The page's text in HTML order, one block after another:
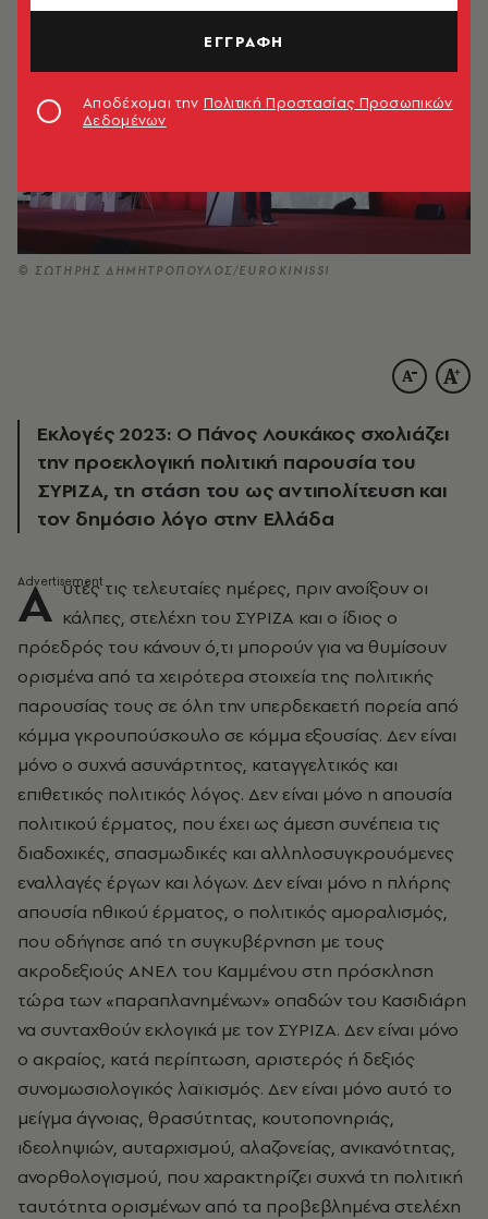
© ΣΩΤΗΡΗΣ ΔΗΜΗΤΡΟΠΟΥΛΟΣ/EUROKINISSI
Εκλογές 2023: Ο Πάνος Λουκάκος σχολιάζει
την προεκλογική πολιτική παρουσία του
ΣΥΡΙΖΑ, τη στάση του ως αντιπολίτευση και
τον δημόσιο λόγο στην Ελλάδα
Α υτές τις τελευταίες ημέρες, πριν ανοίξουν οι
κάλπες, στελέχη του ΣΥΡΙΖΑ και ο ίδιος ο
πρόεδρός του κάνουν ό,τι μπορούν για να θυμίσουν
ορισμένα από τα χειρότερα στοιχεία της πολιτικής
παρουσίας τους σε όλη την υπερδεκαετή πορεία από
κόμμα γκρουπούσκουλο σε κόμμα εξουσίας. Δεν είναι
μόνο ο συχνά ασυνάρτητος, καταγγελτικός και
επιθετικός πολιτικός λόγος. Δεν είναι μόνο η απουσία
πολιτικού έρματος, που έχει ως άμεση συνέπεια τις
διαδοχικές, σπασμωδικές και αλληλοσυγκρουόμενες
εναλλαγές έργων και λόγων. Δεν είναι μόνο η πλήρης
απουσία ηθικού έρματος, ο πολιτικός αμοραλισμός,
που οδήγησε από τη συγκυβέρνηση με τους
ακροδεξιούς ΑΝΕΛ του Καμμένου στη πρόσκληση
τώρα των «παραπλανημένων» οπαδών του Κασιδιάρη
να συνταχθούν εκλογικά με τον ΣΥΡΙΖΑ. Δεν είναι μόνο
ο ακραίος, κατά περίπτωση, αριστερός ή δεξιός
συνομωσιολογικός λαϊκισμός. Δεν είναι μόνο αυτό το
μείγμα άγνοιας, θρασύτητας, κουτοπονηριάς,
ιδεοληψιών, αυταρχισμού, αλαζονείας, ανικανότητας,
ανορθολογισμού, που χαρακτηρίζει συχνά τη πολιτική
ταυτότητα ορισμένων από τα προβεβλημένα στελέχη
ΕΓΓΡΑΦΗ
Αποδέχομαι την Πολιτική Προστασίας Προσωπικών
Δεδομένων